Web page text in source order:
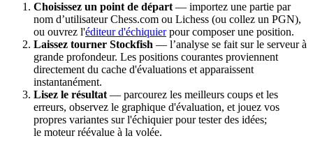
Choisissez un point de départ — importez une partie par
nom d’utilisateur Chess.com ou Lichess (ou collez un PGN),
ou ouvrez l'éditeur d'échiquierpour composer une position.
Laissez tourner Stockfish — l’analyse se fait sur le serveur à
grande profondeur. Les positions courantes proviennent
directement du cache d'évaluations et apparaissent
instantanément.
Lisez le résultat — parcourez les meilleurs coups et les
erreurs, observez le graphique d'évaluation, et jouez vos
propres variantes sur l'échiquier pour tester des idées;
le moteur réévalue à la volée.